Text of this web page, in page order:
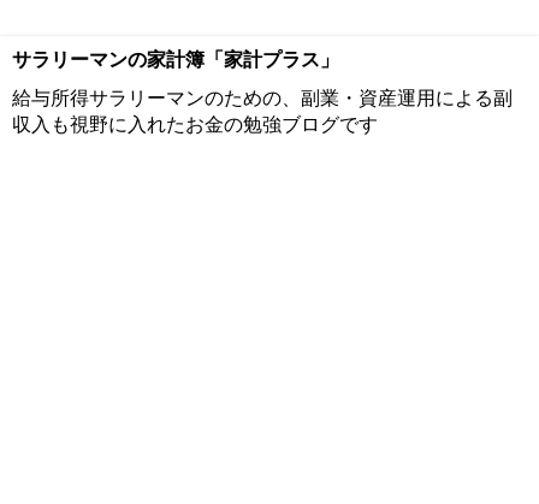
サラリーマンの家計簿「家計プラス」
給与所得サラリーマンのための、副業・資産運用による副
収入も視野に入れたお金の勉強ブログです